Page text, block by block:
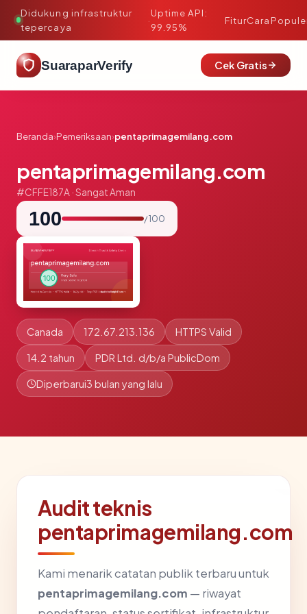
Didukung infrastruktur
tepercaya
·
Uptime API:
99.95%
FiturCara
SuaraparVerify Cek Gratis
Beranda›Pemeriksaan›pentaprimagemilang.com
pentaprimagemilang.com
#CFFE187A · Sangat Aman
100 / 100
Canada 172.67.213.136 HTTPS Valid
14.2 tahun PDR Ltd. d/b/a PublicDom
Diperbarui3 bulan yang lalu
Audit teknis
pentaprimagemilang.com
Kami menarik catatan publik terbaru untuk
pentaprimagemilang.com — riwayat